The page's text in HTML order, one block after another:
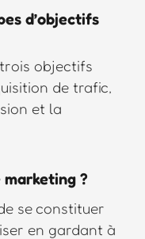
d’objectifs
objectifs
de trafic,
et la
?
se constituer
en gardant à